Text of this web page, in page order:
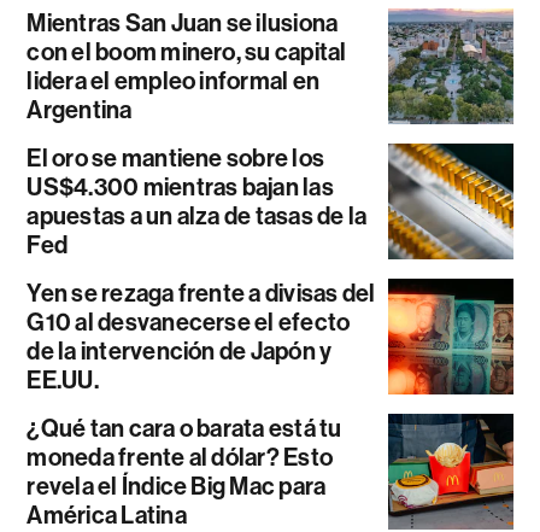
Mientras San Juan se ilusiona
con el boom minero, su capital
lidera el empleo informal en
Argentina
El oro se mantiene sobre los
US$4.300 mientras bajan las
apuestas a un alza de tasas de la
Fed
Yen se rezaga frente a divisas del
G10 al desvanecerse el efecto
de la intervención de Japón y
EE.UU.
¿Qué tan cara o barata está tu
moneda frente al dólar? Esto
revela el Índice Big Mac para
América Latina